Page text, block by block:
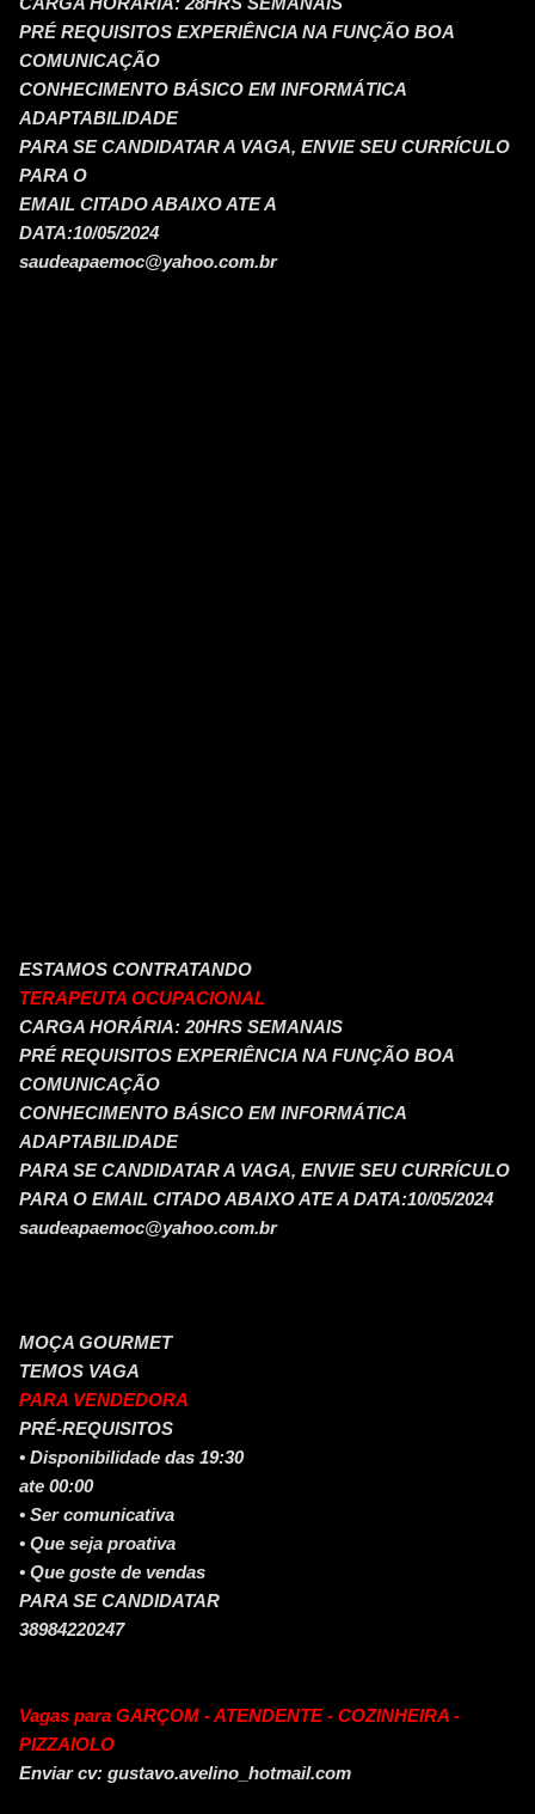
PRÉ REQUISITOS EXPERIÊNCIA NA FUNÇÃO BOA
COMUNICAÇÃO
CONHECIMENTO BÁSICO EM INFORMÁTICA
ADAPTABILIDADE
PARA SE CANDIDATAR A VAGA, ENVIE SEU CURRÍCULO
PARA O
EMAIL CITADO ABAIXO ATE A
DATA:10/05/2024
saudeapaemoc@yahoo.com.br
ESTAMOS CONTRATANDO
TERAPEUTA OCUPACIONAL
CARGA HORÁRIA: 20HRS SEMANAIS
PRÉ REQUISITOS EXPERIÊNCIA NA FUNÇÃO BOA
COMUNICAÇÃO
CONHECIMENTO BÁSICO EM INFORMÁTICA
ADAPTABILIDADE
PARA SE CANDIDATAR A VAGA, ENVIE SEU CURRÍCULO
PARA O EMAIL CITADO ABAIXO ATE A DATA:10/05/2024
saudeapaemoc@yahoo.com.br
MOÇA GOURMET
TEMOS VAGA
PARA VENDEDORA
PRÉ-REQUISITOS
• Disponibilidade das 19:30
ate 00:00
• Ser comunicativa
• Que seja proativa
• Que goste de vendas
PARA SE CANDIDATAR
38984220247
Vagas para GARÇOM - ATENDENTE - COZINHEIRA -
PIZZAIOLO
Enviar cv: gustavo.avelino_hotmail.com